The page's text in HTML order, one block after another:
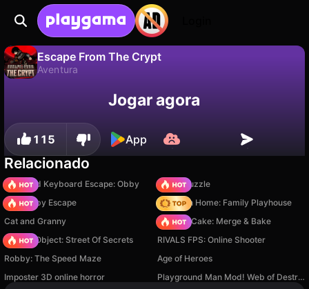
Escape From The Crypt
Aventura
Salve o progresso!Jogar agora
115 App
Relacionado
+1 Speed Keyboard Escape: Obby
Arrow Puzzle
Your Obby Escape
My Town Home: Family Playhouse
Cat and Granny
Piece of Cake: Merge & Bake
Hidden Object: Street Of Secrets
RIVALS FPS: Online Shooter
Robby: The Speed Maze
Age of Heroes
Imposter 3D online horror
Playground Man Mod! Web of Destruction!